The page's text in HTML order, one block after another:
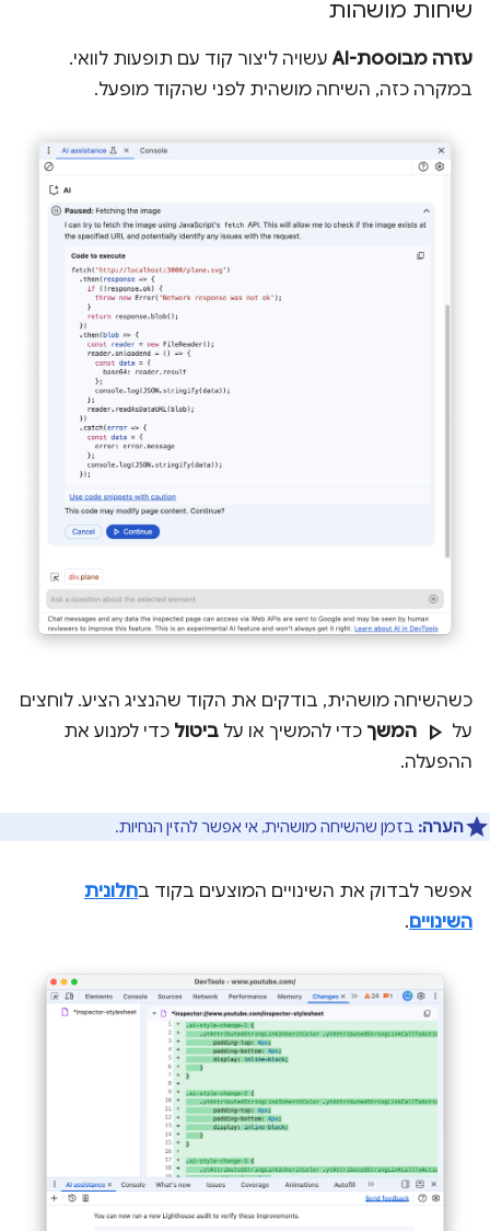
שיחות מושהות
עזרה מבוססת-AI
עשויה ליצור קוד עם תופעות לוואי.
במקרה כזה, השיחה מושהית לפני שהקוד מופעל.
כשהשיחה מושהית, בודקים את הקוד שהנציג הציע. לוחצים
על play_arrow המשך כדי להמשיך או על ביטול כדי למנוע את
ההפעלה.
הערה: בזמן שהשיחה מושהית, אי אפשר להזין הנחיות.
אפשר לבדוק את השינויים המוצעים בקוד בחלונית
השינויים.